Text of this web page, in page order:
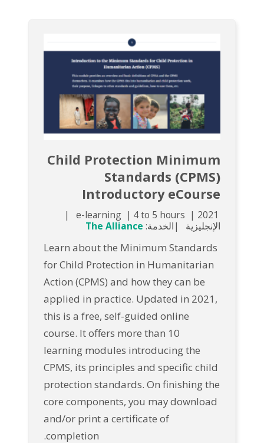
Child Protection Minimum
Standards (CPMS)
Introductory eCourse
e-learning 4 to 5 hours
2021
الإنجليزية
الخدمة: The Alliance
Learn about the Minimum Standards
for Child Protection in Humanitarian
Action (CPMS) and how they can be
applied in practice. Updated in 2021,
this is a free, self-guided online
course. It offers more than 10
learning modules introducing the
CPMS, its principles and specific child
protection standards. On finishing the
core components, you may download
and/or print a certificate of
completion.